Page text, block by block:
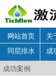
网站首页 关
同层排水
成
公司项目
成功案例